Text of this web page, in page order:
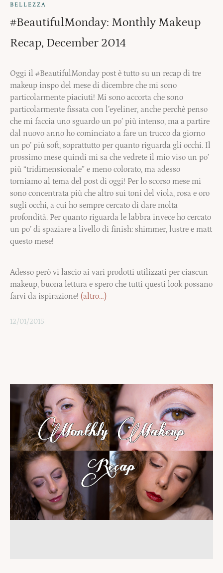
BELLEZZA
#BeautifulMonday: Monthly Makeup
Recap, December 2014
Oggi il #BeautifulMonday post è tutto su un recap di tre
makeup inspo del mese di dicembre che mi sono
particolarmente piaciuti! Mi sono accorta che sono
particolarmente fissata con l’eyeliner, anche perchè penso
che mi faccia uno sguardo un po’ più intenso, ma a partire
dal nuovo anno ho cominciato a fare un trucco da giorno
un po’ più soft, soprattutto per quanto riguarda gli occhi. Il
prossimo mese quindi mi sa che vedrete il mio viso un po’
più “tridimensionale” e meno colorato, ma adesso
torniamo al tema del post di oggi! Per lo scorso mese mi
sono concentrata più che altro sui toni del viola, rosa e oro
sugli occhi, a cui ho sempre cercato di dare molta
profondità. Per quanto riguarda le labbra invece ho cercato
un po’ di spaziare a livello di finish: shimmer, lustre e matt
questo mese!
Adesso però vi lascio ai vari prodotti utilizzati per ciascun
makeup, buona lettura e spero che tutti questi look possano
farvi da ispirazione! (altro…)
12/01/2015